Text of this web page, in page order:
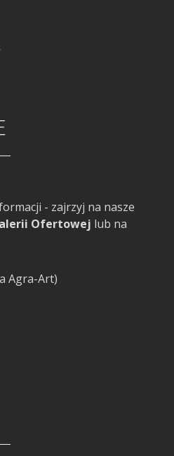
- zajrzyj na nasze
Ofertowej lub na
Agra-Art)